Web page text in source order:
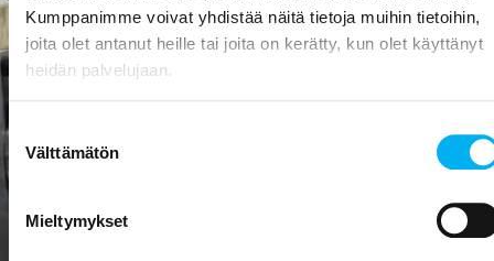
Kumppanimme voivat yhdistää näitä tietoja muihin tietoihin,
joita olet antanut heille tai joita on kerätty, kun olet käyttänyt
heidän palvelujaan.
Suostumuksen
valinta
Välttämätön
Mieltymykset
Sukittamalla viemäriverkoston käyttöikä pitenee
asunnossaan koko remontin ajan.